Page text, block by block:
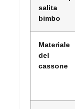
salita
bimbo
Materiale
del
cassone